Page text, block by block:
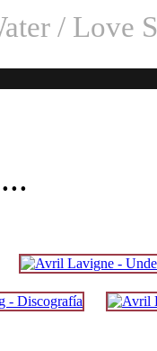
/ Love